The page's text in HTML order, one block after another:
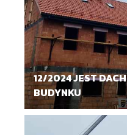
12/2024 JEST
BUDYNKU